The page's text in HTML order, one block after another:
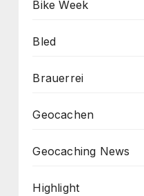
Bike Week
Bled
Brauerrei
Geocachen
Geocaching News
Highlight